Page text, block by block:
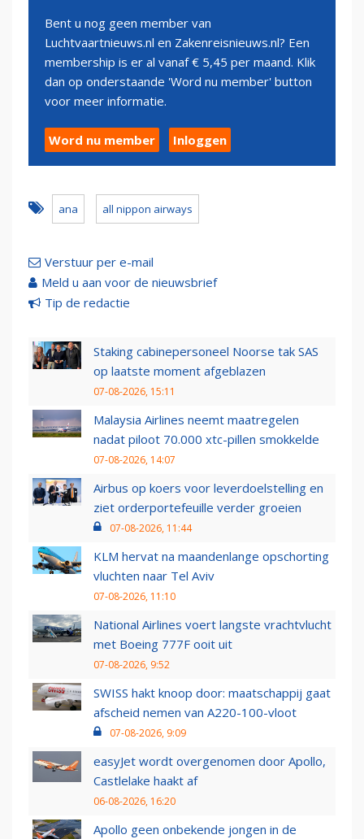
Bent u nog geen member van
Luchtvaartnieuws.nl en Zakenreisnieuws.nl? Een
membership is er al vanaf € 5,45 per maand. Klik
dan op onderstaande 'Word nu member' button
voor meer informatie.
Word nu member Inloggen
ana all nippon airways
Verstuur per e-mail
Meld u aan voor de nieuwsbrief
Tip de redactie
Staking cabinepersoneel Noorse tak SAS
op laatste moment afgeblazen
07-08-2026, 15:11
Malaysia Airlines neemt maatregelen
nadat piloot 70.000 xtc-pillen smokkelde
07-08-2026, 14:07
Airbus op koers voor leverdoelstelling en
ziet orderportefeuille verder groeien
07-08-2026, 11:44
KLM hervat na maandenlange opschorting
vluchten naar Tel Aviv
07-08-2026, 11:10
National Airlines voert langste vrachtvlucht
met Boeing 777F ooit uit
07-08-2026, 9:52
SWISS hakt knoop door: maatschappij gaat
afscheid nemen van A220-100-vloot
07-08-2026, 9:09
easyJet wordt overgenomen door Apollo,
Castlelake haakt af
06-08-2026, 16:20
Apollo geen onbekende jongen in de